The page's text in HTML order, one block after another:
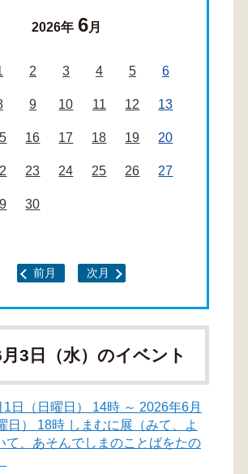
2026年 6月
2 3 4 5 6
9 10 11 12 13
16 17 18 19 20
23 24 25 26 27
30
前月 次月
3日（水）のイベント
1日（日曜日） 14時 ～ 2026年6月
日） 18時 しまむに展（みて、よ
て、あそんでしまのことばをたの